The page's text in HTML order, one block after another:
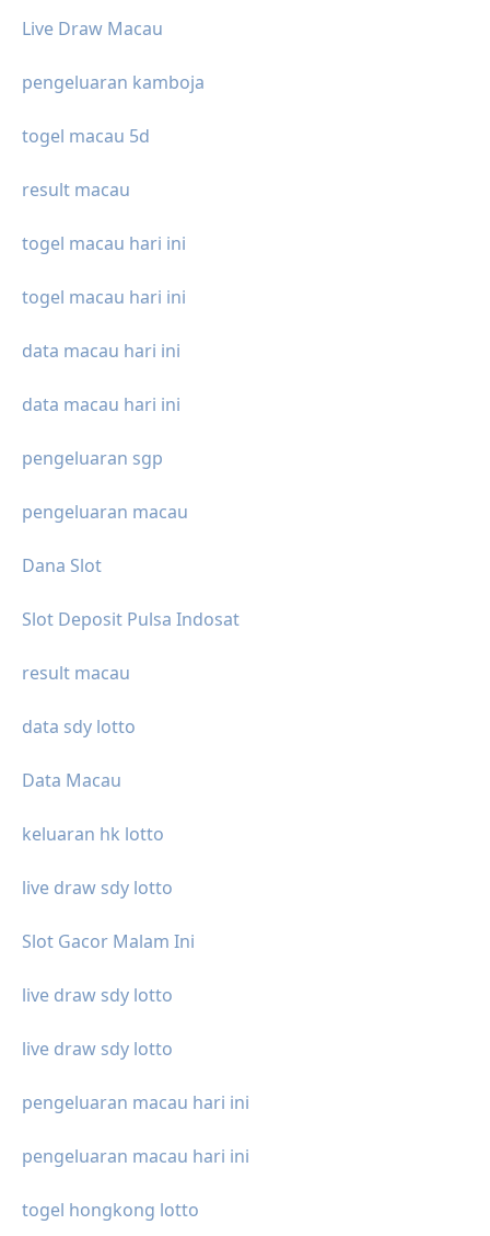
Live Draw Macau
pengeluaran kamboja
togel macau 5d
result macau
togel macau hari ini
togel macau hari ini
data macau hari ini
data macau hari ini
pengeluaran sgp
pengeluaran macau
Dana Slot
Slot Deposit Pulsa Indosat
result macau
data sdy lotto
Data Macau
keluaran hk lotto
live draw sdy lotto
Slot Gacor Malam Ini
live draw sdy lotto
live draw sdy lotto
pengeluaran macau hari ini
pengeluaran macau hari ini
togel hongkong lotto